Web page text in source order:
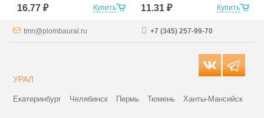
Купить
16.77 ₽ Купить
11.31 ₽
tmn@plombaural.ru +7 (345) 257-99-70
УРАЛ
Екатеринбург Челябинск Пермь Тюмень Ханты-Мансийск